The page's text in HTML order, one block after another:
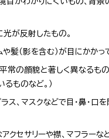
光が反射したもの。
髪（影を含む）が目にかかっ
平常の顔貌と著しく異なるも
ものなど。）
ス、マスクなどで目・鼻・口
アクセサリーや襟、マフラー